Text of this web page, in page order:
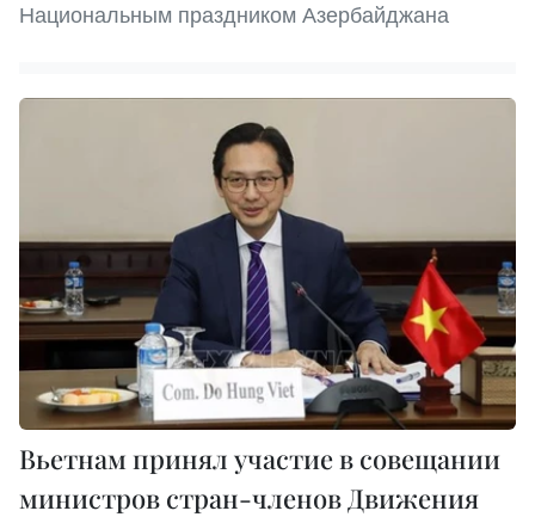
Национальным праздником Азербайджана
Вьетнам принял участие в совещании
министров стран-членов Движения